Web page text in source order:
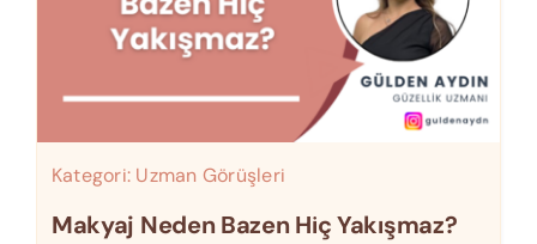
Kategori: Uzman Görüşleri
Makyaj Neden Bazen Hiç Yakışmaz?